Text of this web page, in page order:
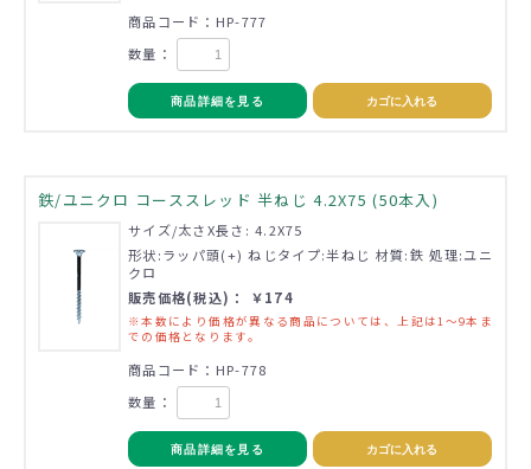
商品コード：HP-777
数量：
商品詳細を見る カゴに入れる
鉄/ユニクロ コーススレッド 半ねじ 4.2X75 (50本入)
サイズ/太さX長さ: 4.2X75
形状:ラッパ頭(+) ねじタイプ:半ねじ 材質:鉄 処理:ユニ
クロ
販売価格(税込)： ￥174
※本数により価格が異なる商品については、上記は1～9本ま
での価格となります。
商品コード：HP-778
数量：
商品詳細を見る カゴに入れる